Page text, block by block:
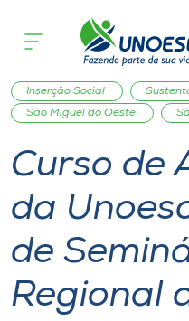
Cursos
Onde estamos
Pesquisa
Atendimento ao
Portal de Ensino
Inserção Social
São Miguel do Oeste
Curso de
da
de
Regional